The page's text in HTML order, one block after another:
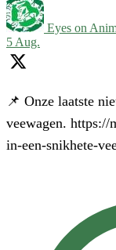
Eyes on
5 Aug.
📌 Onze laatste
veewagen. https://
in-een-snikhete-